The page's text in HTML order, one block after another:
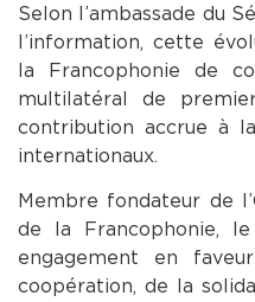
Selon l’ambassade du
l’information, cette
la Francophonie de
multilatéral de
contribution accrue à
internationaux.
Membre fondateur de
de la Francophonie,
engagement en
coopération, de la